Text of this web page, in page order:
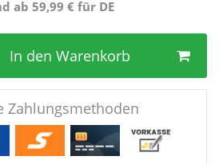
ab 59,99 € für DE
In den Warenkorb
Zahlungsmethoden